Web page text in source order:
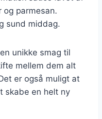
og parmesan.
sund middag.
unikke smag til
mellem dem alt
er også muligt at
skabe en helt ny